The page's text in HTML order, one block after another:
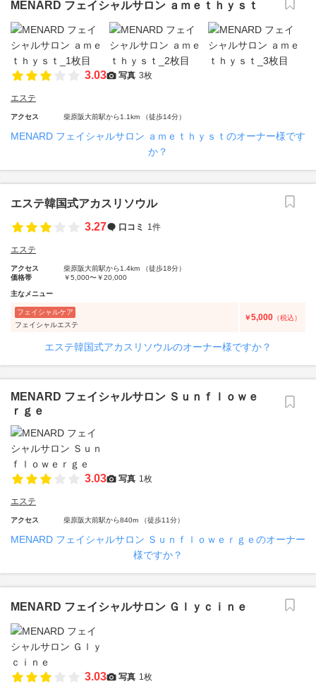
MENARD フェイシャルサロン ａｍｅｔｈｙｓｔ
3.03 写真 3枚
エステ
アクセス 柴原阪大前駅から1.1km （徒歩14分）
MENARD フェイシャルサロン ａｍｅｔｈｙｓｔのオーナー様です
か？
エステ韓国式アカスリソウル
3.27
口コミ 1件
エステ
アクセス
柴原阪大前駅から1.4km （徒歩18分）
価格帯
￥5,000〜￥20,000
主なメニュー
フェイシャルケア
フェイシャルエステ
￥5,000 （税込）
エステ韓国式アカスリソウルのオーナー様ですか？
MENARD フェイシャルサロン Ｓｕｎｆｌｏｗｅ
ｒｇｅ
3.03 写真 1枚
エステ
アクセス 柴原阪大前駅から840m （徒歩11分）
MENARD フェイシャルサロン Ｓｕｎｆｌｏｗｅｒｇｅのオーナー
様ですか？
MENARD フェイシャルサロン Ｇｌｙｃｉｎｅ
3.03 写真 1枚